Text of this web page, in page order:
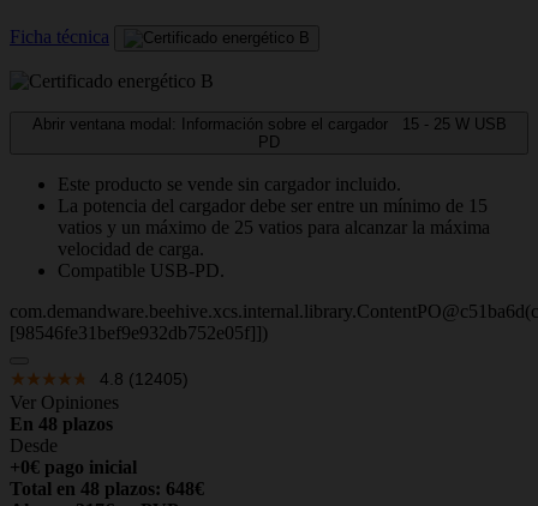
Ficha técnica
Abrir ventana modal: Información sobre el cargador 15 - 25 W USB
PD
Este producto se vende sin cargador incluido.
La potencia del cargador debe ser entre un mínimo de 15
vatios y un máximo de 25 vatios para alcanzar la máxima
velocidad de carga.
Compatible USB-PD.
[98546fe31bef9e932db752e05f]])
4.8 (12405)
Ver Opiniones
En 48 plazos
Desde
+0€ pago inicial
Total en 48 plazos: 648€